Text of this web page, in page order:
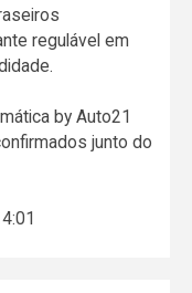
regulável em
by Auto21
junto do